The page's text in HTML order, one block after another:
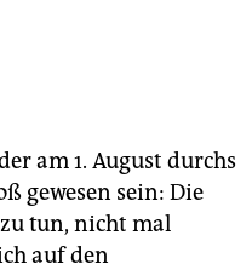
am 1. August durchs
gewesen sein: Die
tun, nicht mal
auf den